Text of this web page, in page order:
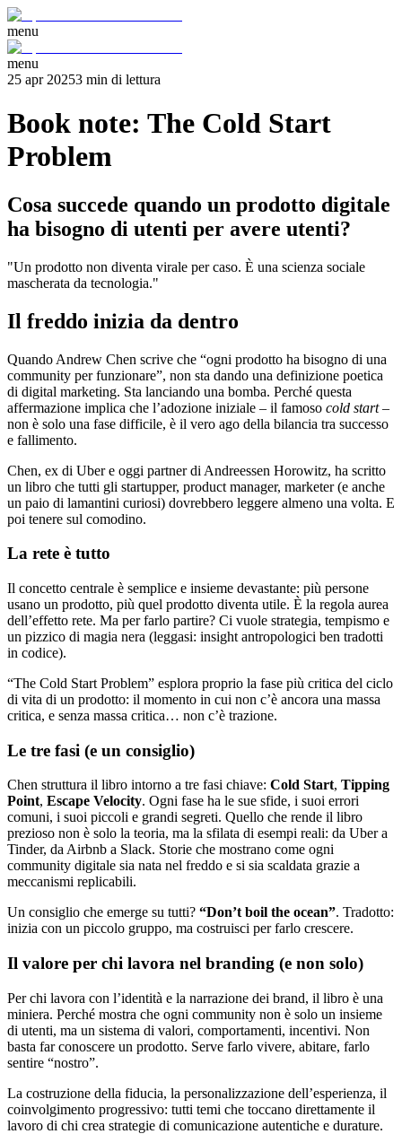
menu
menu
25 apr 20253 min di lettura
Book note: The Cold Start
Problem
Cosa succede quando un prodotto digitale
ha bisogno di utenti per avere utenti?
"Un prodotto non diventa virale per caso. È una scienza sociale
mascherata da tecnologia."
Il freddo inizia da dentro
Quando Andrew Chen scrive che “ogni prodotto ha bisogno di una
community per funzionare”, non sta dando una definizione poetica
di digital marketing. Sta lanciando una bomba. Perché questa
affermazione implica che l’adozione iniziale – il famoso cold start–
non è solo una fase difficile, è il vero ago della bilancia tra successo
e fallimento.
Chen, ex di Uber e oggi partner di Andreessen Horowitz, ha scritto
un libro che tutti gli startupper, product manager, marketer (e anche
un paio di lamantini curiosi) dovrebbero leggere almeno una volta. E
poi tenere sul comodino.
La rete è tutto
Il concetto centrale è semplice e insieme devastante: più persone
usano un prodotto, più quel prodotto diventa utile. È la regola aurea
dell’effetto rete. Ma per farlo partire? Ci vuole strategia, tempismo e
un pizzico di magia nera (leggasi: insight antropologici ben tradotti
in codice).
“The Cold Start Problem” esplora proprio la fase più critica del ciclo
di vita di un prodotto: il momento in cui non c’è ancora una massa
critica, e senza massa critica… non c’è trazione.
Le tre fasi (e un consiglio)
Chen struttura il libro intorno a tre fasi chiave: Cold Start, Tipping
Point, Escape Velocity. Ogni fase ha le sue sfide, i suoi errori
comuni, i suoi piccoli e grandi segreti. Quello che rende il libro
prezioso non è solo la teoria, ma la sfilata di esempi reali: da Uber a
Tinder, da Airbnb a Slack. Storie che mostrano come ogni
community digitale sia nata nel freddo e si sia scaldata grazie a
meccanismi replicabili.
Un consiglio che emerge su tutti? “Don’t boil the ocean”. Tradotto:
inizia con un piccolo gruppo, ma costruisci per farlo crescere.
Il valore per chi lavora nel branding (e non solo)
Per chi lavora con l’identità e la narrazione dei brand, il libro è una
miniera. Perché mostra che ogni community non è solo un insieme
di utenti, ma un sistema di valori, comportamenti, incentivi. Non
basta far conoscere un prodotto. Serve farlo vivere, abitare, farlo
sentire “nostro”.
La costruzione della fiducia, la personalizzazione dell’esperienza, il
coinvolgimento progressivo: tutti temi che toccano direttamente il
lavoro di chi crea strategie di comunicazione autentiche e durature.